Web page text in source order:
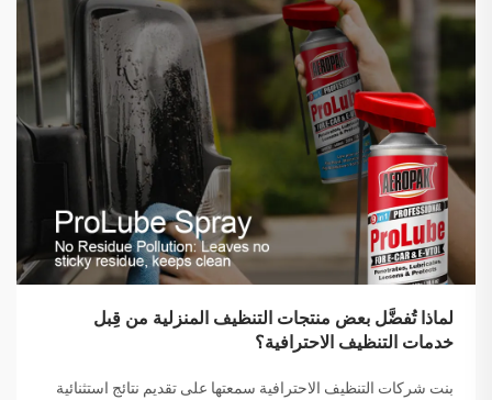
لماذا تُفضَّل بعض منتجات التنظيف المنزلية من قِبل
خدمات التنظيف الاحترافية؟
بنت شركات التنظيف الاحترافية سمعتها على تقديم نتائج استثنائية